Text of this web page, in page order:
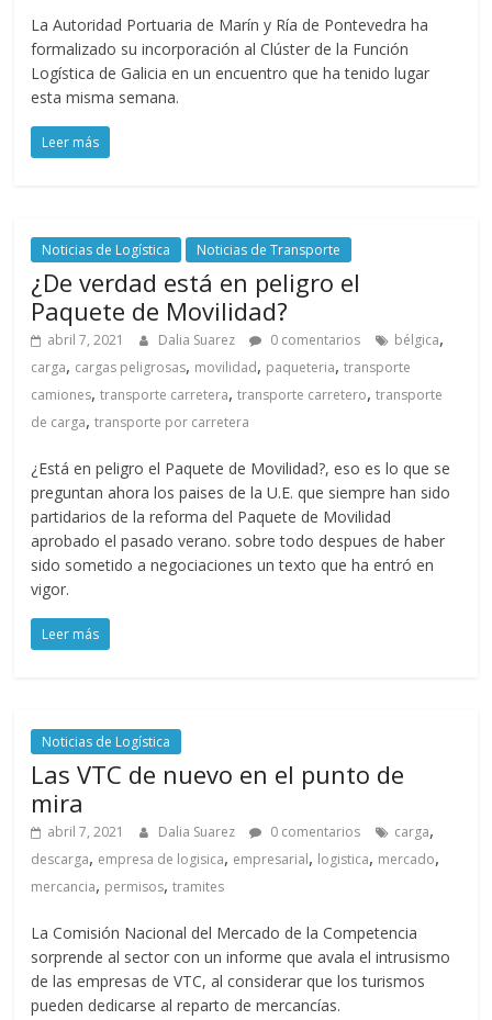
La Autoridad Portuaria de Marín y Ría de Pontevedra ha
formalizado su incorporación al Clúster de la Función
Logística de Galicia en un encuentro que ha tenido lugar
esta misma semana.
Leer más
Noticias de Logística Noticias de Transporte
¿De verdad está en peligro el
Paquete de Movilidad?
abril 7, 2021 Dalia Suarez 0 comentarios bélgica,
carga, cargas peligrosas, movilidad, paqueteria,transporte
camiones,transporte carretera,transporte carretero,transporte
de carga,transporte por carretera
¿Está en peligro el Paquete de Movilidad?, eso es lo que se
preguntan ahora los paises de la U.E. que siempre han sido
partidarios de la reforma del Paquete de Movilidad
aprobado el pasado verano. sobre todo despues de haber
sido sometido a negociaciones un texto que ha entró en
vigor.
Leer más
Noticias de Logística
Las VTC de nuevo en el punto de
mira
abril 7, 2021 Dalia Suarez 0 comentarios carga,
descarga, empresa de logisica, empresarial, logistica, mercado,
mercancia, permisos,tramites
La Comisión Nacional del Mercado de la Competencia
sorprende al sector con un informe que avala el intrusismo
de las empresas de VTC, al considerar que los turismos
pueden dedicarse al reparto de mercancías.